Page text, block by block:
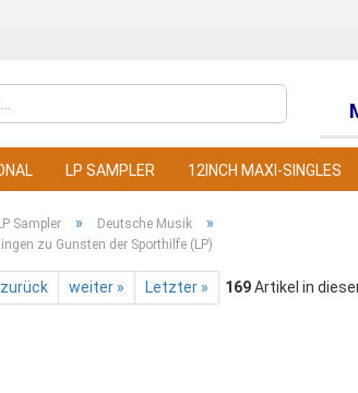
LP SAMPLER 12INCH MAXI-SINGLES
Sampler » Deutsche Musik »
zu Gunsten der Sporthilfe (LP)
zurück weiter » Letzter » 169Artikel in